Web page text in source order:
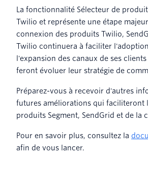
La fonctionnalité Sélecteur de
Twilio et représente une étape
connexion des produits Twilio,
Twilio continuera à faciliter
l'expansion des canaux de ses
feront évoluer leur stratégie de
Préparez-vous à recevoir d'autres
futures améliorations qui faciliteront
produits Segment, SendGrid et de la
Pour en savoir plus, consultez la
afin de vous lancer.